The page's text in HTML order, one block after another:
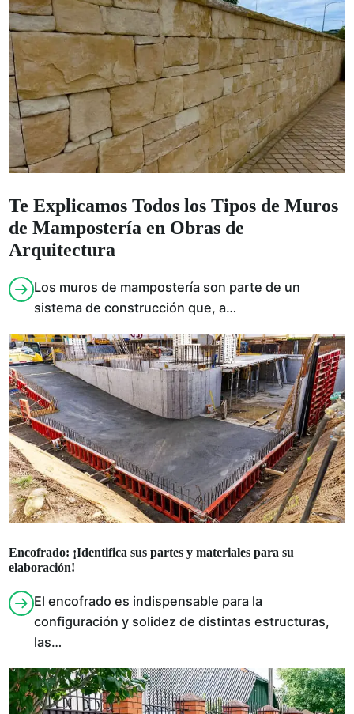
Te Explicamos Todos los Tipos de Muros
de Mampostería en Obras de
Arquitectura
Los muros de mampostería son parte de un
sistema de construcción que, a…
Encofrado: ¡Identifica sus partes y materiales para su
elaboración!
El encofrado es indispensable para la
configuración y solidez de distintas estructuras,
las…